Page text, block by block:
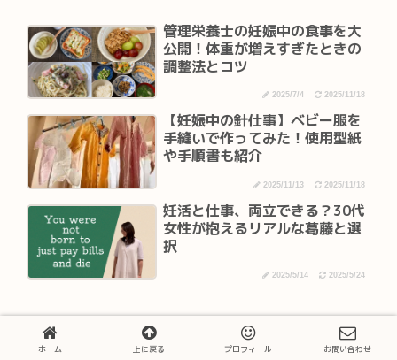
管理栄養士の妊娠中の食事を大
公開！体重が増えすぎたときの
調整法とコツ
2025/7/4 2025/11/18
【妊娠中の針仕事】ベビー服を
手縫いで作ってみた！使用型紙
や手順書も紹介
2025/11/13 2025/11/18
妊活と仕事、両立できる？30代
女性が抱えるリアルな葛藤と選
択
2025/5/14 2025/5/24
ホーム 上に戻る プロフィール お問い合わせ